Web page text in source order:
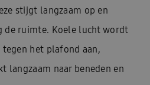
stijgt langzaam op en
ruimte. Koele lucht wordt
het plafond aan,
langzaam naar beneden en